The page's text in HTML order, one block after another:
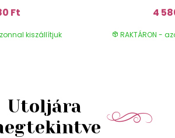
Ft
kiszállítjuk
4
RAKTÁRON -
Utoljára